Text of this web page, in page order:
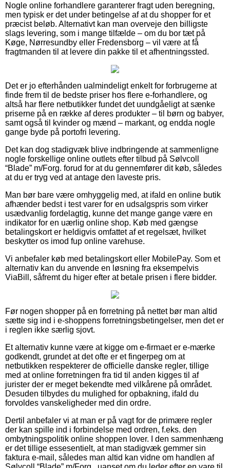
Nogle online forhandlere garanterer fragt uden beregning,
men typisk er det under betingelse af at du shopper for et
præcist beløb. Alternativt kan man overveje den billigste
slags levering, som i mange tilfælde – om du bor tæt på
Køge, Nørresundby eller Fredensborg – vil være at få
fragtmanden til at levere din pakke til et afhentningssted.
Det er jo efterhånden ualmindeligt enkelt for forbrugerne at
finde frem til de bedste priser hos flere e-forhandlere, og
altså har flere netbutikker fundet det uundgåeligt at sænke
priserne på en række af deres produkter – til børn og babyer,
samt også til kvinder og mænd – markant, og endda nogle
gange byde på portofri levering.
Det kan dog stadigvæk blive indbringende at sammenligne
nogle forskellige online outlets efter tilbud på Sølvcoll
“Blade” m/Forg. forud for at du gennemfører dit køb, således
at du er tryg ved at antage den laveste pris.
Man bør bare være omhyggelig med, at ifald en online butik
afhænder bedst i test varer for en udsalgspris som virker
usædvanlig fordelagtig, kunne det mange gange være en
indikator for en uærlig online shop. Køb med gængse
betalingskort er heldigvis omfattet af et regelsæt, hvilket
beskytter os imod fup online varehuse.
Vi anbefaler køb med betalingskort eller MobilePay. Som et
alternativ kan du anvende en løsning fra eksempelvis
ViaBill, såfremt du higer efter at betale prisen i flere bidder.
Før nogen shopper på en forretning på nettet bør man altid
sætte sig ind i e-shoppens forretningsbetingelser, men det er
i reglen ikke særlig sjovt.
Et alternativ kunne være at kigge om e-firmaet er e-mærke
godkendt, grundet at det ofte er et fingerpeg om at
netbutikken respekterer de officielle danske regler, tillige
med at online forretningen fra tid til anden kigges til af
jurister der er meget bekendte med vilkårene på området.
Desuden tilbydes du mulighed for opbakning, ifald du
forvoldes vanskeligheder med din ordre.
Dertil anbefaler vi at man er på vagt for de primære regler
der kan spille ind i forbindelse med ordren, f.eks. den
ombytningspolitik online shoppen lover. I den sammenhæng
er det tillige essesentielt, at man stadigvæk gemmer sin
faktura e-mail, således man altid kan vidne om handlen af